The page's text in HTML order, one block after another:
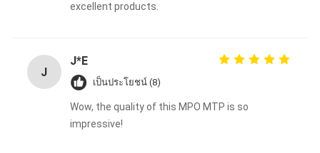
excellent products.
J
J*E
เป็นประโยชน์ (8)
Wow, the quality of this MPO MTP is so
impressive!